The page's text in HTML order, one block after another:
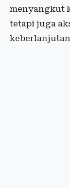
menyangkut
tetapi juga